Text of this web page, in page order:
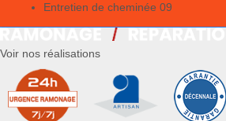
Entretien de cheminée 09
Voir nos réalisations